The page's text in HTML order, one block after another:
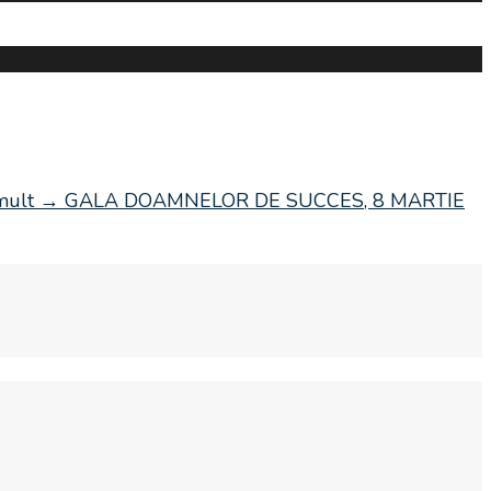
→ GALA DOAMNELOR DE SUCCES, 8 MARTIE